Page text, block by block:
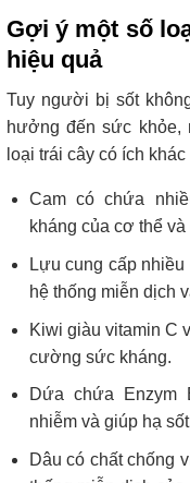
Gợi ý một số
hiệu quả
Tuy người bị sốt
hưởng đến sức khỏe,
loại trái cây có ích
Cam có chứa
kháng của cơ thể
Lựu cung cấp
hệ thống miễn dịch
Kiwi giàu vitamin C
cường sức kháng.
Dứa chứa Enzym
nhiễm và giúp hạ
Dâu có chất chống